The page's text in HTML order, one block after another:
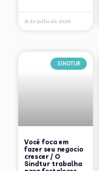
Hotelaria
Nova Petrópolis
Palestras
31 de julho de 2026
SINDTUR
Você foca em
fazer seu negocio
crescer / O
Sindtur trabalha